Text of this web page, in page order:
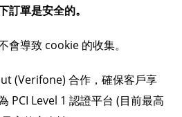
訂單是安全的。
會導致 cookie 的收集。
(Verifone) 合作，確保客戶享
PCI Level 1 認證平台 (目前最高